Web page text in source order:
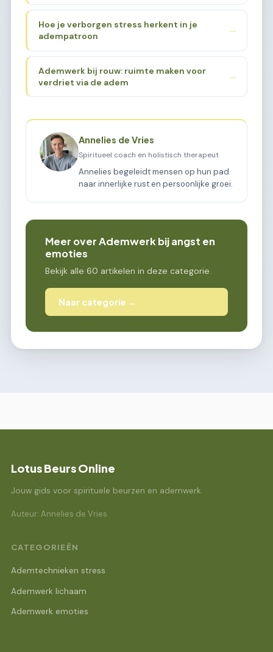
Hoe je verborgen stress herkent in je
adempatroon
→
Ademwerk bij rouw: ruimte maken voor
verdriet via de adem
→
Annelies de Vries
Spiritueel coach en holistisch therapeut
Annelies begeleidt mensen op hun pad
naar innerlijke rust en persoonlijke groei.
Meer over Ademwerk bij angst en
emoties
Bekijk alle 60 artikelen in deze categorie.
Naar categorie →
Lotus Beurs Online
Jouw gids voor spirituele beurzen en ademwerk.
Auteur: Annelies de Vries
CATEGORIEËN
Ademtechnieken stress
Ademwerk lichaam
Ademwerk emoties